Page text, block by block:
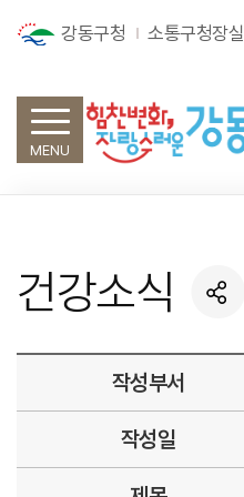
강동구청 소통구청장실
MENU
건강소식
작성부서
작성일